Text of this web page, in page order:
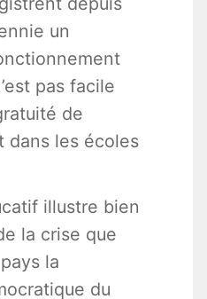
un
pas facile
de
dans les écoles
illustre bien
la crise que
la
du